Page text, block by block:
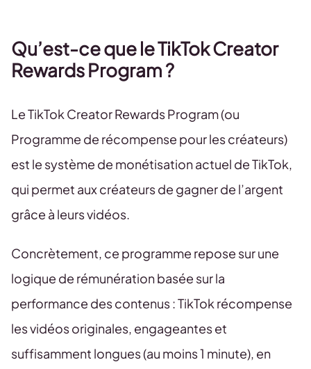
Qu’est-ce que le TikTok Creator
Rewards Program ?
Le TikTok Creator Rewards Program (ou
Programme de récompense pour les créateurs)
est le système de monétisation actuel de TikTok,
qui permet aux créateurs de gagner de l’argent
grâce à leurs vidéos.
Concrètement, ce programme repose sur une
logique de rémunération basée sur la
performance des contenus : TikTok récompense
les vidéos originales, engageantes et
suffisamment longues (au moins 1 minute), en